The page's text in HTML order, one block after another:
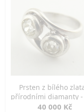
Prsten z bílého
přírodními diamanty -
ct
40 000 Kč